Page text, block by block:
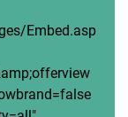
Embed.asp